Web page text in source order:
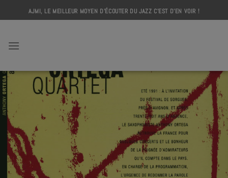
to
AJMI, LE MEILLEUR MOYEN D'ÉCOUTER DU JAZZ C'EST D'EN VOIR !